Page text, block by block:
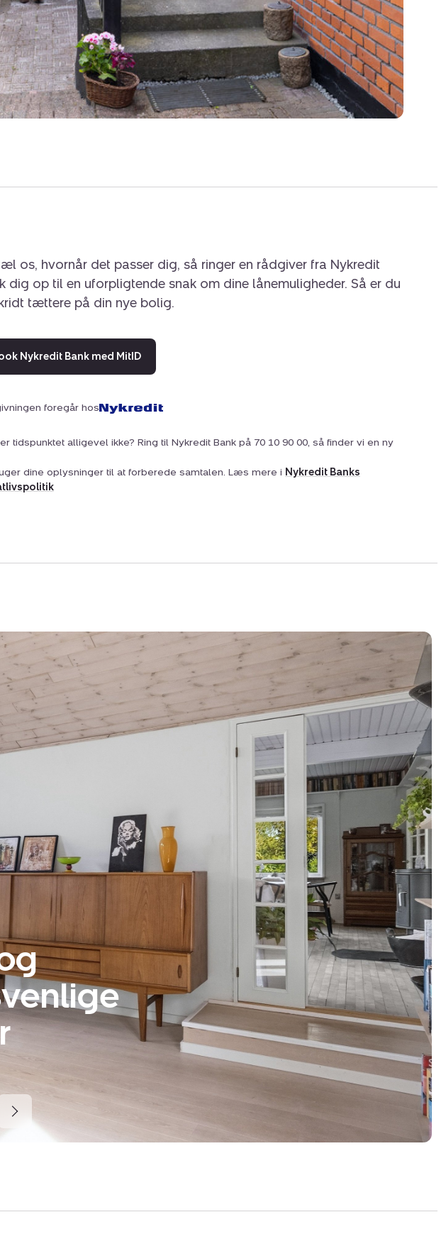
os, hvornår det passer dig, så ringer en rådgiver fra Nykredit
dig op til en uforpligtende snak om dine lånemuligheder. Så er du
tættere på din nye bolig.
Nykredit Bank med MitID
foregår hos
tidspunktet alligevel ikke? Ring til Nykredit Bank på 70 10 90 00, så finder vi en ny
dine oplysninger til at forberede samtalen. Læs mere i Nykredit Banks